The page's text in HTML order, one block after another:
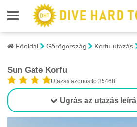
Főoldal Görögország Korfu utazás
Sun Gate Korfu
Utazás azonosító:35468
Ugrás az utazás